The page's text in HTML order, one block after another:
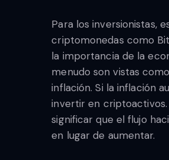
Para los inversionistas,
criptomonedas como
la importancia de la
menudo son vistas
inflación. Si la inflación
invertir en
significar que el flujo
en lugar de aumentar.